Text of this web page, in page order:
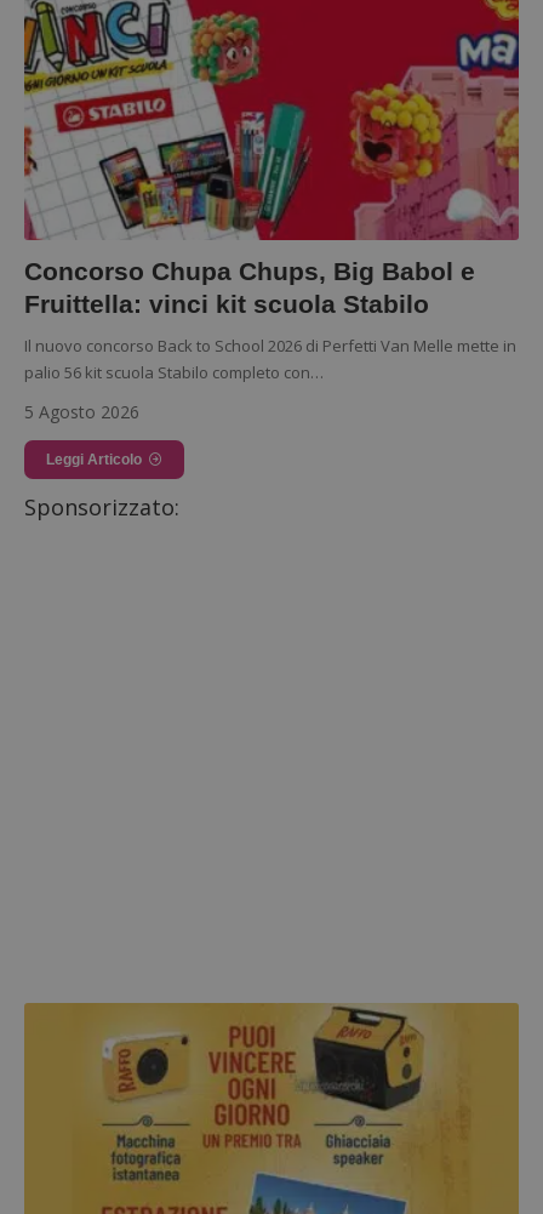
Concorso Chupa Chups, Big Babol e
Fruittella: vinci kit scuola Stabilo
Il nuovo concorso Back to School 2026 di Perfetti Van Melle mette in
palio 56 kit scuola Stabilo completo con…
5 Agosto 2026
Leggi Articolo
Sponsorizzato: